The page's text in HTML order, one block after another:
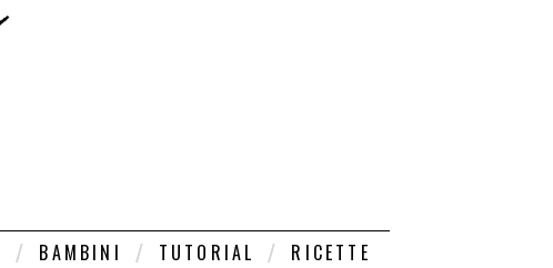
BAMBINI TUTORIAL RICETTE